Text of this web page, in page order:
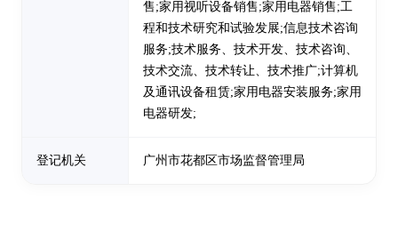
售;家用视听设备销售;家用电器销售;工
程和技术研究和试验发展;信息技术咨询
服务;技术服务、技术开发、技术咨询、
技术交流、技术转让、技术推广;计算机
及通讯设备租赁;家用电器安装服务;家用
电器研发;
登记机关 广州市花都区市场监督管理局